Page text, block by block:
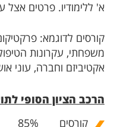
א' ללימודיו. פרטים אצל
קורסים לדוגמא:
משפחתי, עקרונות
אקטיביזם וחברה, עוני
הרכב הציון הסופי
קורסים 85%